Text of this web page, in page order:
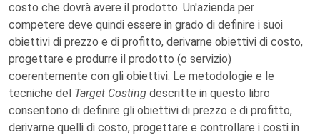
costo che dovrà avere il prodotto. Un'azienda per
competere deve quindi essere in grado di definire i suoi
obiettivi di prezzo e di profitto, derivarne obiettivi di costo,
progettare e produrre il prodotto (o servizio)
coerentemente con gli obiettivi. Le metodologie e le
tecniche del Target Costing descritte in questo libro
consentono di definire gli obiettivi di prezzo e di profitto,
derivarne quelli di costo, progettare e controllare i costi in